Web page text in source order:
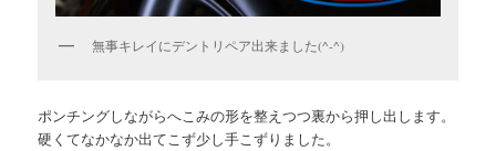
無事キレイにデントリペア出来ました(^-^)
ポンチングしながらへこみの形を整えつつ裏から押し出します。
硬くてなかなか出てこず少し手こずりました。